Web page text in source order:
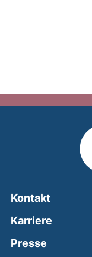
Kontakt
Karriere
Presse